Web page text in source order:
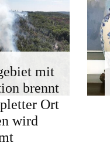
mit
brennt
Ort
wird